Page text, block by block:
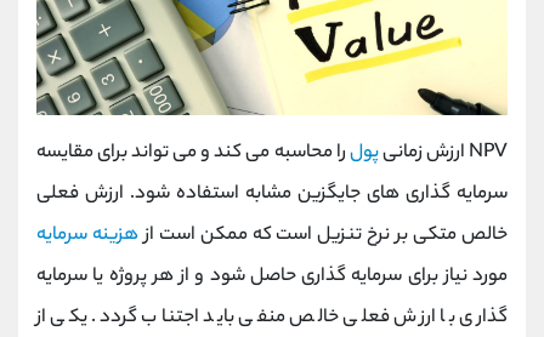
NPV ارزش زمانی پولرا محاسبه می کند و می تواند برای مقایسه
سرمایه گذاری های جایگزین مشابه استفاده شود. ارزش فعلی
خالص متکی بر نرخ تنزیل است که ممکن است ازهزینه سرمایه
مورد نیاز برای سرمایه گذاری حاصل شود و از هر پروژه یا سرمایه
گذاری با ارزش فعلی خالص منفی باید اجتناب گردد. یکی از